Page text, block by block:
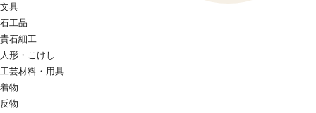
文具
石工品
貴石細工
人形・こけし
工芸材料・用具
着物
反物